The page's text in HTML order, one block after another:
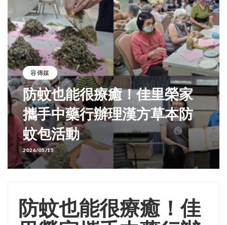
容傳媒
防蚊也能很療癒！佳里榮家
攜手中藥行辦理漢方草本防
蚊包活動
2026/05/15
防蚊也能很療癒！佳